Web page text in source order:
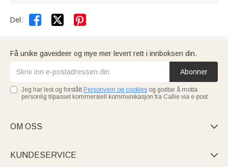
Del:  
Få unike gaveideer og mye mer levert rett i innboksen din.
Abonner
Jeg har lest og forstått Personvern og cookies og godtar å motta
personlig tilpasset kommersiell kommunikasjon fra Callie via e-post.
OM OSS 
KUNDESERVICE 